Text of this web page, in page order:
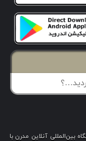
بین‌المللی آنلاین مدرن با